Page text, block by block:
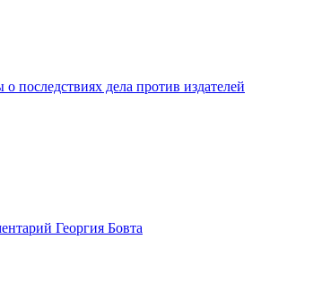
дела против издателей
Георгия Бовта